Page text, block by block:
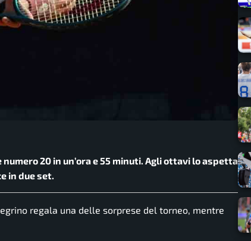
20 in un’ora e 55 minuti. Agli ottavi lo aspetta
in due set.
regala una delle sorprese del torneo, mentre